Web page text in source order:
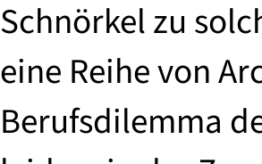
Schnörkel zu
eine Reihe von
Berufsdilemma